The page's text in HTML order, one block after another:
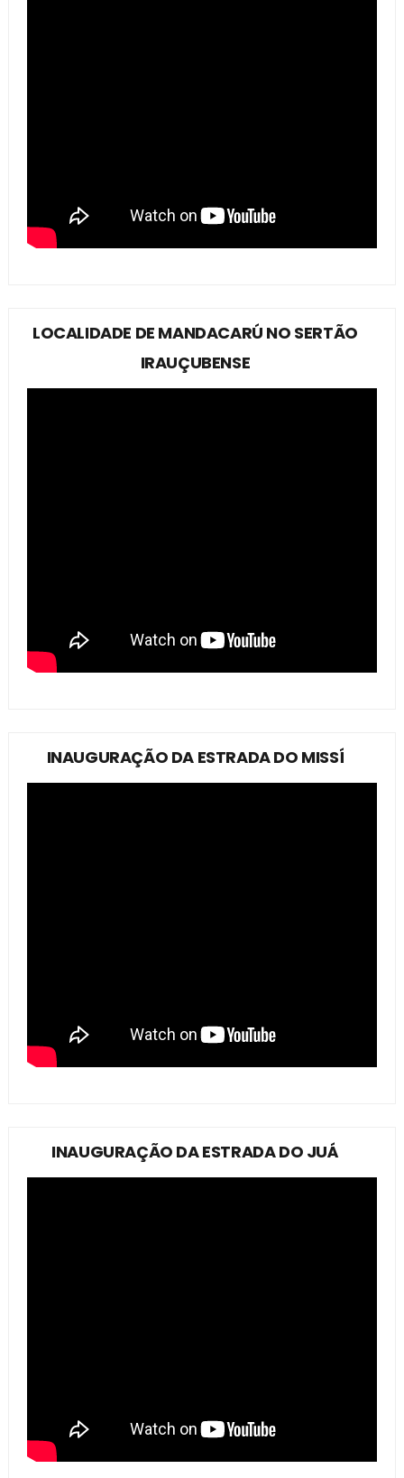
LOCALIDADE DE MANDACARÚ NO SERTÃO
IRAUÇUBENSE
INAUGURAÇÃO DA ESTRADA DO MISSÍ
INAUGURAÇÃO DA ESTRADA DO JUÁ